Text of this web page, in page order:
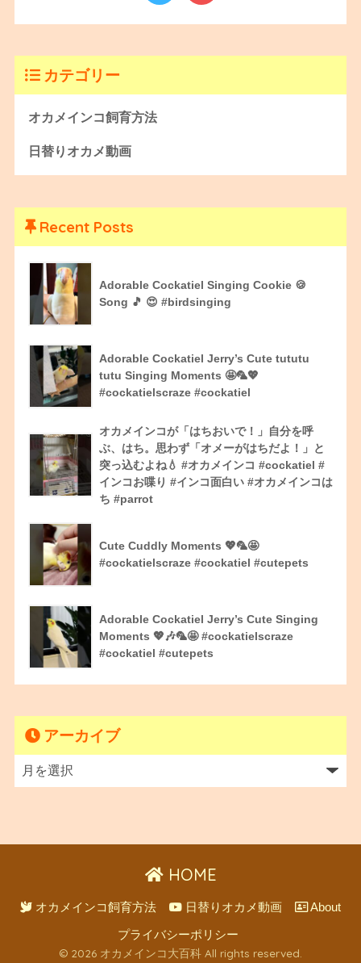
カテゴリー
オカメインコ飼育方法
日替りオカメ動画
Recent Posts
Adorable Cockatiel Singing Cookie 🍪
Song 🎵 😍 #birdsinging
Adorable Cockatiel Jerry’s Cute tututu
tutu Singing Moments 🤩🦜💖
#cockatielscraze #cockatiel
オカメインコが「はちおいで！」自分を呼
ぶ、はち。思わず「オメーがはちだよ！」と
突っ込むよね💧 #オカメインコ #cockatiel #
インコお喋り #インコ面白い #オカメインコは
ち #parrot
Cute Cuddly Moments 💖🦜🤩
#cockatielscraze #cockatiel #cutepets
Adorable Cockatiel Jerry’s Cute Singing
Moments 💖🎶🦜🤩 #cockatielscraze
#cockatiel #cutepets
アーカイブ
HOME
オカメインコ飼育方法 日替りオカメ動画 About
プライバシーポリシー
© 2026 オカメインコ大百科 All rights reserved.